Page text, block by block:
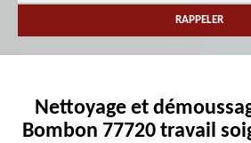
Nettoyage et
Bombon 77720 travail